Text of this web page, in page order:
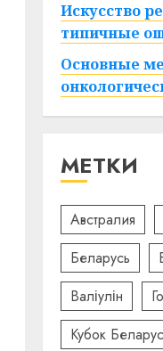
Искусство
типичные
Основные
МЕТКИ
Австралия
Беларусь
Валіулін
Кубок